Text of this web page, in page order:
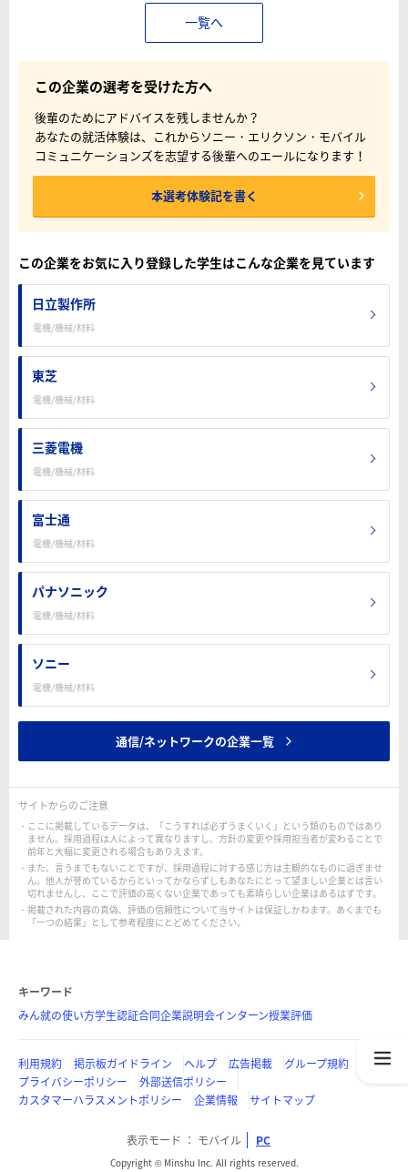
一覧へ
この企業の選考を受けた方へ
後輩のためにアドバイスを残しませんか？
あなたの就活体験は、これからソニー・エリクソン・モバイル
コミュニケーションズを志望する後輩へのエールになります！
本選考体験記を書く
この企業をお気に入り登録した学生はこんな企業を見ています
日立製作所
電機/機械/材料
東芝
電機/機械/材料
三菱電機
電機/機械/材料
富士通
電機/機械/材料
パナソニック
電機/機械/材料
ソニー
電機/機械/材料
通信/ネットワークの企業一覧
サイトからのご注意
ここに掲載しているデータは、「こうすれば必ずうまくいく」という類のものではあり
ません。採用過程は人によって異なりますし、方針の変更や採用担当者が変わることで
前年と大幅に変更される場合もありえます。
また、言うまでもないことですが、採用過程に対する感じ方は主観的なものに過ぎませ
ん。他人が誉めているからといってかならずしもあなたにとって望ましい企業とは言い
切れませんし、ここで評価の高くない企業であっても素晴らしい企業はあるはずです。
掲載された内容の真偽、評価の信頼性について当サイトは保証しかねます。あくまでも
「一つの結果」として参考程度にとどめてください。
キーワード
みん就の使い方学生認証合同企業説明会インターン授業評価
利用規約 掲示板ガイドライン ヘルプ 広告掲載
グループ規約
プライバシーポリシー
外部送信ポリシー
カスタマーハラスメントポリシー
企業情報 サイトマップ
表示モード モバイル PC
Copyright © Minshu Inc. All rights reserved.